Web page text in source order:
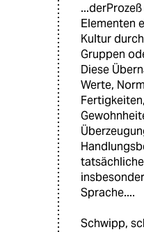
Elementen
Kultur
Gruppen
Diese
Werte,
Sprache....
Schwipp,